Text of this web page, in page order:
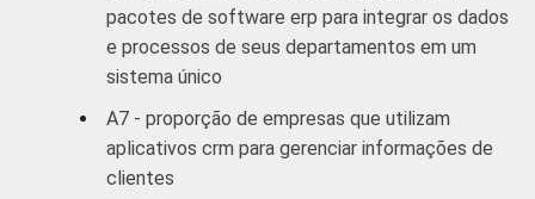
coletivos
sociais e
1Base: 3.500 empresas com 10 ou mais
funcionários, que constituem os seguintes
pacotes de software erp para integrar os dados
e processos de seus departamentos em um
sistema único
A7 - proporção de empresas que utilizam
aplicativos crm para gerenciar informações de
clientes